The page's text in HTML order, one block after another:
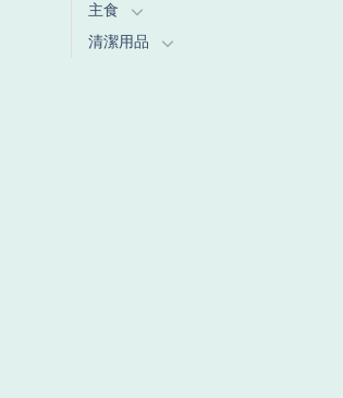
主食
清潔用品